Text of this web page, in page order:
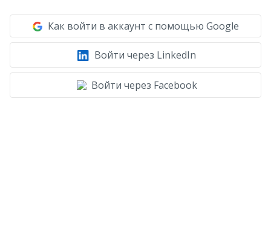
Как войти в аккаунт с помощью Google
Войти через LinkedIn
Войти через Facebook